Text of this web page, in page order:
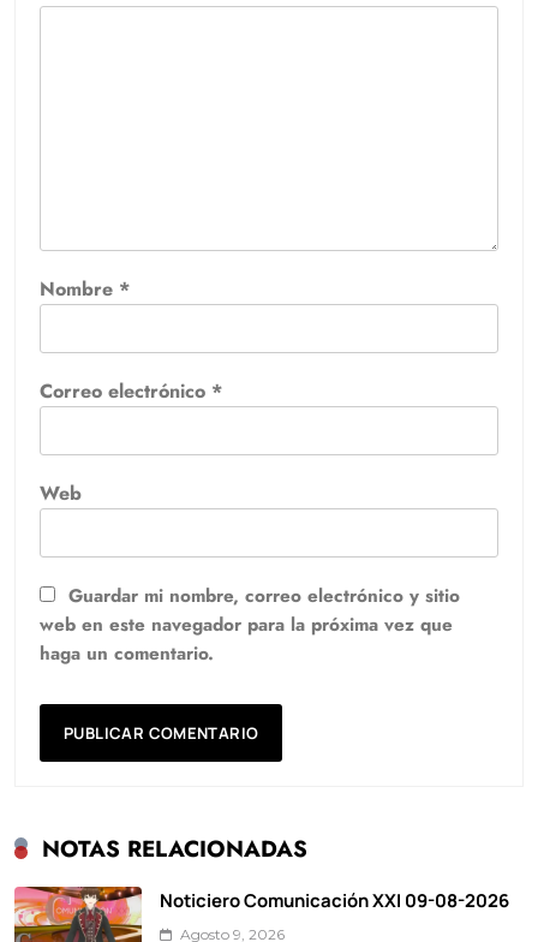
Nombre *
Correo electrónico *
Web
Guardar mi nombre, correo electrónico y sitio
web en este navegador para la próxima vez que
haga un comentario.
NOTAS RELACIONADAS
Noticiero Comunicación XXI 09-08-2026
Agosto 9, 2026